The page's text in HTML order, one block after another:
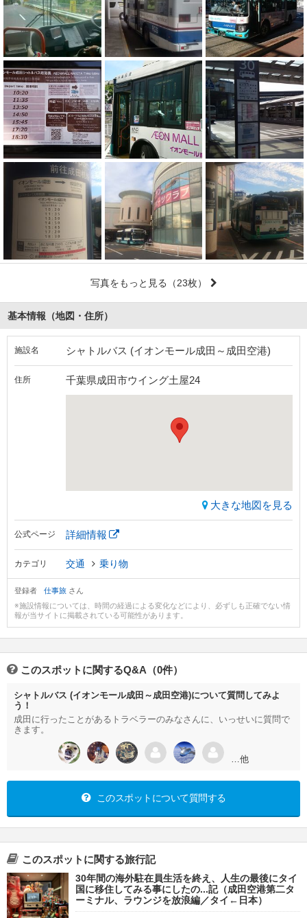
写真をもっと見る （23枚）
基本情報（地図・住所）
施設名 シャトルバス (イオンモール成田～成田空港)
住所 千葉県成田市ウイング土屋24
大きな地図を見る
公式ページ 詳細情報
カテゴリ 交通 乗り物
登録者 仕事旅 さん
※施設情報については、時間の経過による変化などにより、必ずしも正確でない情
報が当サイトに掲載されている可能性があります。
このスポットに関するQ&A（0件）
シャトルバス (イオンモール成田～成田空港)について質問してみよ
う！
成田に行ったことがあるトラベラーのみなさんに、いっせいに質問で
きます。
…他
このスポットについて質問する
このスポットに関する旅行記
30年間の海外駐在員生活を終え、人生の最後にタイ
国に移住してみる事にしたの...記（成田空港第二タ
ーミナル、ラウンジを放浪編／タイ←日本）